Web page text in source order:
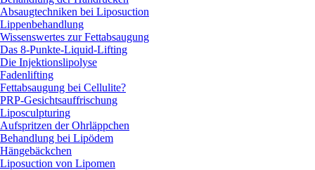
Absaugtechniken bei Liposuction
Lippenbehandlung
Wissenswertes zur Fettabsaugung
Das 8-Punkte-Liquid-Lifting
Die Injektionslipolyse
Fadenlifting
Fettabsaugung bei Cellulite?
PRP-Gesichtsauffrischung
Liposculpturing
Aufspritzen der Ohrläppchen
Behandlung bei Lipödem
Hängebäckchen
Liposuction von Lipomen